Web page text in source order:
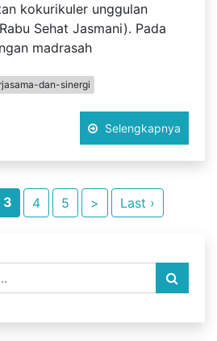
kokurikuler unggulan
Sehat Jasmani). Pada
madrasah
dan-sinergi
Selengkapnya
3 4 5 > Last ›